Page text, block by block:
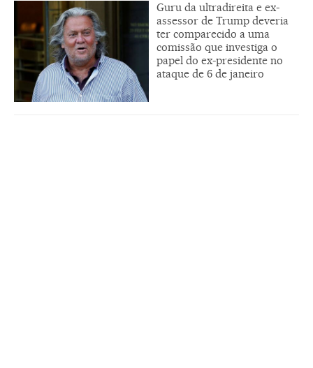
Guru da ultradireita e ex-
assessor de Trump deveria
ter comparecido a uma
comissão que investiga o
papel do ex-presidente no
ataque de 6 de janeiro